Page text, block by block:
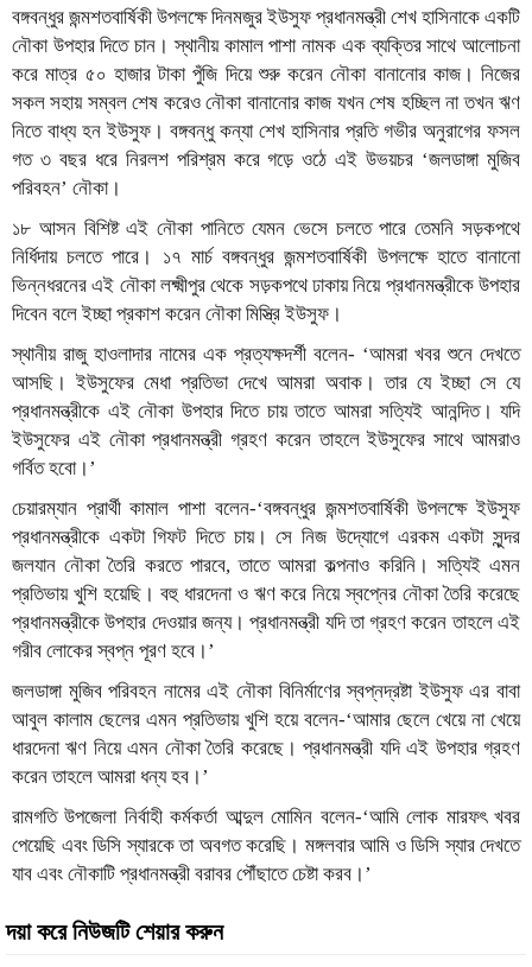
বঙ্গবন্ধুর জন্মশতবার্ষিকী উপলক্ষে দিনমজুর ইউসুফ প্রধানমন্ত্রী শেখ হাসিনাকে একটি
নৌকা উপহার দিতে চান। স্থানীয় কামাল পাশা নামক এক ব্যক্তির সাথে আলোচনা
করে মাত্র ৫০ হাজার টাকা পুঁজি দিয়ে শুরু করেন নৌকা বানানোর কাজ। নিজের
সকল সহায় সম্বল শেষ করেও নৌকা বানানোর কাজ যখন শেষ হচ্ছিল না তখন ঋণ
নিতে বাধ্য হন ইউসুফ। বঙ্গবন্ধু কন্যা শেখ হাসিনার প্রতি গভীর অনুরাগের ফসল
গত ৩ বছর ধরে নিরলশ পরিশ্রম করে গড়ে ওঠে এই উভয়চর ‘জলডাঙ্গা মুজিব
পরিবহন’ নৌকা।
১৮ আসন বিশিষ্ট এই নৌকা পানিতে যেমন ভেসে চলতে পারে তেমনি সড়কপথে
নির্ধিদায় চলতে পারে। ১৭ মার্চ বঙ্গবন্ধুর জন্মশতবার্ষিকী উপলক্ষে হাতে বানানো
ভিন্নধরনের এই নৌকা লক্ষ্মীপুর থেকে সড়কপথে ঢাকায় নিয়ে প্রধানমন্ত্রীকে উপহার
দিবেন বলে ইচ্ছা প্রকাশ করেন নৌকা মিস্ত্রি ইউসুফ।
স্থানীয় রাজু হাওলাদার নামের এক প্রত্যক্ষদর্শী বলেন- ‘আমরা খবর শুনে দেখতে
আসছি। ইউসুফের মেধা প্রতিভা দেখে আমরা অবাক। তার যে ইচ্ছা সে যে
প্রধানমন্ত্রীকে এই নৌকা উপহার দিতে চায় তাতে আমরা সত্যিই আনন্দিত। যদি
ইউসুফের এই নৌকা প্রধানমন্ত্রী গ্রহণ করেন তাহলে ইউসুফের সাথে আমরাও
গর্বিত হবো।’
চেয়ারম্যান প্রার্থী কামাল পাশা বলেন-‘বঙ্গবন্ধুর জন্মশতবার্ষিকী উপলক্ষে ইউসুফ
প্রধানমন্ত্রীকে একটা গিফট দিতে চায়। সে নিজ উদ্যোগে এরকম একটা সুন্দর
জলযান নৌকা তৈরি করতে পারবে, তাতে আমরা কল্পনাও করিনি। সত্যিই এমন
প্রতিভায় খুশি হয়েছি। বহু ধারদেনা ও ঋণ করে নিয়ে স্বপ্নের নৌকা তৈরি করেছে
প্রধানমন্ত্রীকে উপহার দেওয়ার জন্য। প্রধানমন্ত্রী যদি তা গ্রহণ করেন তাহলে এই
গরীব লোকের স্বপ্ন পূরণ হবে।’
জলডাঙ্গা মুজিব পরিবহন নামের এই নৌকা বিনির্মাণের স্বপ্নদ্রষ্টা ইউসুফ এর বাবা
আবুল কালাম ছেলের এমন প্রতিভায় খুশি হয়ে বলেন-‘আমার ছেলে খেয়ে না খেয়ে
ধারদেনা ঋণ নিয়ে এমন নৌকা তৈরি করেছে। প্রধানমন্ত্রী যদি এই উপহার গ্রহণ
করেন তাহলে আমরা ধন্য হব।’
রামগতি উপজেলা নির্বাহী কর্মকর্তা আব্দুল মোমিন বলেন-‘আমি লোক মারফৎ খবর
পেয়েছি এবং ডিসি স্যারকে তা অবগত করেছি। মঙ্গলবার আমি ও ডিসি স্যার দেখতে
যাব এবং নৌকাটি প্রধানমন্ত্রী বরাবর পৌঁছাতে চেষ্টা করব।’
দয়া করে নিউজটি শেয়ার করুন